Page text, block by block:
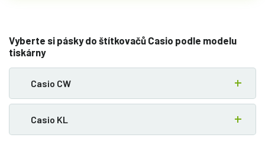
Vyberte si pásky do štítkovačů Casio podle modelu
tiskárny
Casio CW
Casio KL